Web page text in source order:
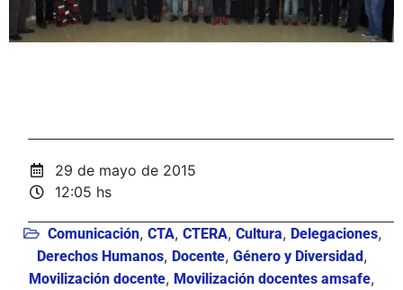
29 de mayo de 2015
12:05 hs
Comunicación, CTA, CTERA, Cultura, Delegaciones,
Derechos Humanos, Docente, Género y Diversidad,
Movilización docente, Movilización docentes amsafe,